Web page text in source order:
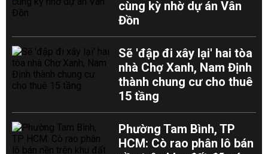
cùng kỳ nhờ dự án Vân
Đồn
Sẽ 'đập đi xây lại' hai tòa
nhà Chợ Xanh, Nam Định
thành chung cư cho thuê
15 tầng
Phường Tam Bình, TP
HCM: Cò rao phân lô bán